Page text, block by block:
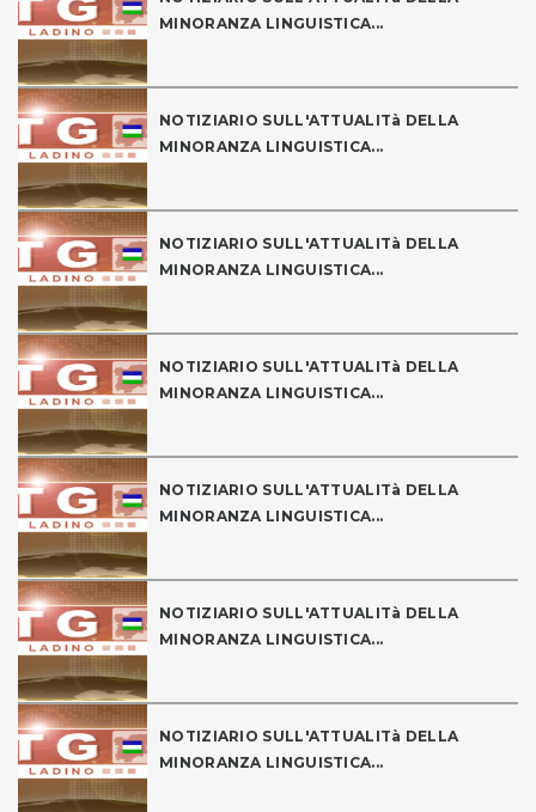
MINORANZA LINGUISTICA...
NOTIZIARIO SULL'ATTUALITà DELLA
MINORANZA LINGUISTICA...
NOTIZIARIO SULL'ATTUALITà DELLA
MINORANZA LINGUISTICA...
NOTIZIARIO SULL'ATTUALITà DELLA
MINORANZA LINGUISTICA...
NOTIZIARIO SULL'ATTUALITà DELLA
MINORANZA LINGUISTICA...
NOTIZIARIO SULL'ATTUALITà DELLA
MINORANZA LINGUISTICA...
NOTIZIARIO SULL'ATTUALITà DELLA
MINORANZA LINGUISTICA...